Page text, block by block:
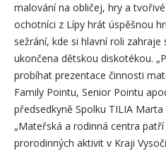
malování na obličej, hry a
ochotníci z Lípy hrát úspěšnou
sežrání, kde si hlavní roli zahraje
ukončena dětskou diskotékou.
probíhat prezentace činnosti
Family Pointu, Senior Pointu
předsedkyně Spolku TILIA Marta
„Mateřská a rodinná centra
prorodinných aktivit v Kraji